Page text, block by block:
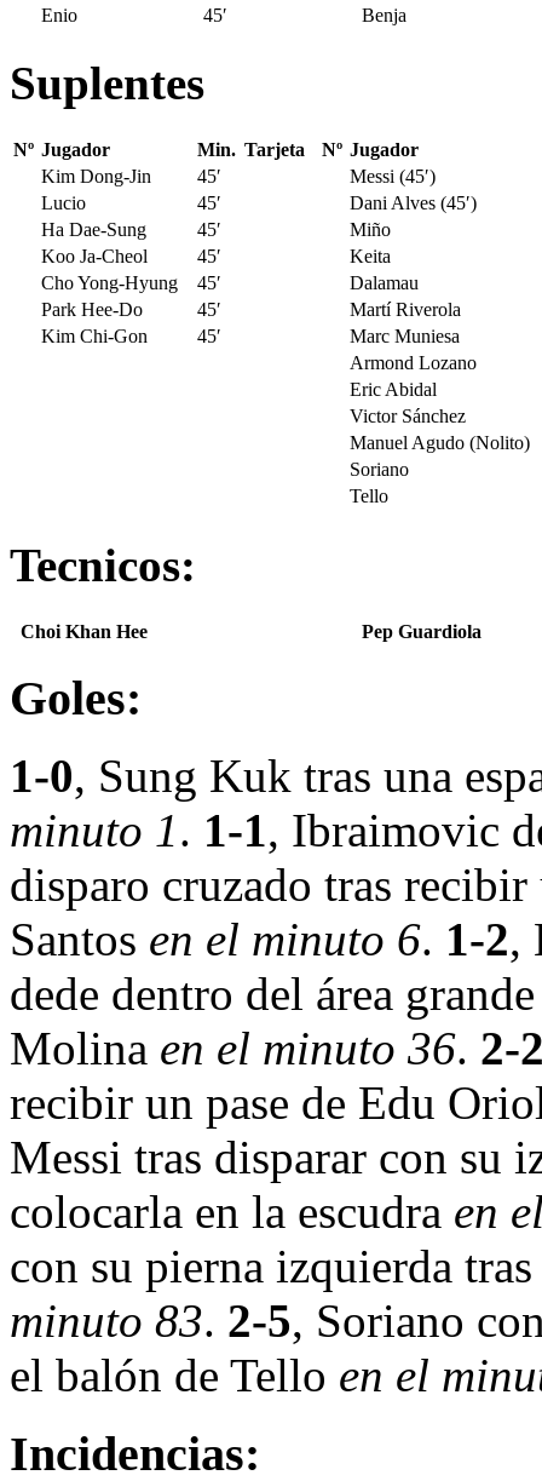
Enio
45′ Benja
Suplentes
Nº Jugador Min. Tarjeta Nº Jugador
Kim Dong-Jin
45′
Messi (45′)
Lucio
45′
Dani Alves (45′)
Ha Dae-Sung
45′
Miño
Koo Ja-Cheol
45′
Keita
Cho Yong-Hyung
45′
Dalamau
Park Hee-Do
45′
Martí Riverola
Kim Chi-Gon
45′
Marc Muniesa
Armond Lozano
Eric Abidal
Victor Sánchez
Manuel Agudo (Nolito)
Soriano
Tello
Tecnicos:
Choi Khan Hee Pep Guardiola
Goles:
1-0, Sung Kuk tras una
minuto 1. 1-1, Ibraimovic
disparo cruzado tras recibir
Santos en el minuto 6. 1-2,
dede dentro del área
Molina en el minuto 36. 2-
recibir un pase de Edu
Messi tras disparar con su
colocarla en la escudra en
con su pierna izquierda
minuto 83. 2-5, Soriano
el balón de Tello en el
Incidencias: